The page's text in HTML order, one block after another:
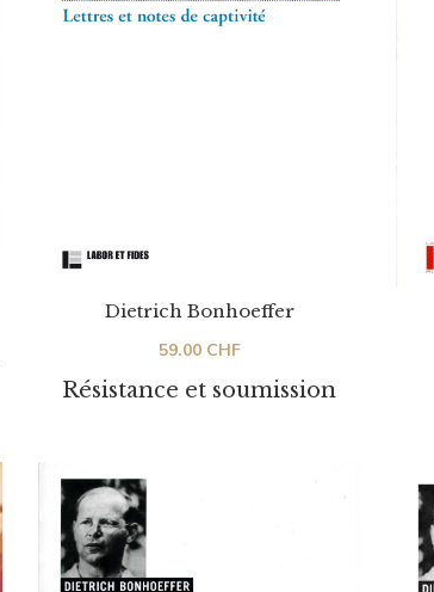
Résistance et soumission
Dietrich Bonhoeffer
59.00 CHF